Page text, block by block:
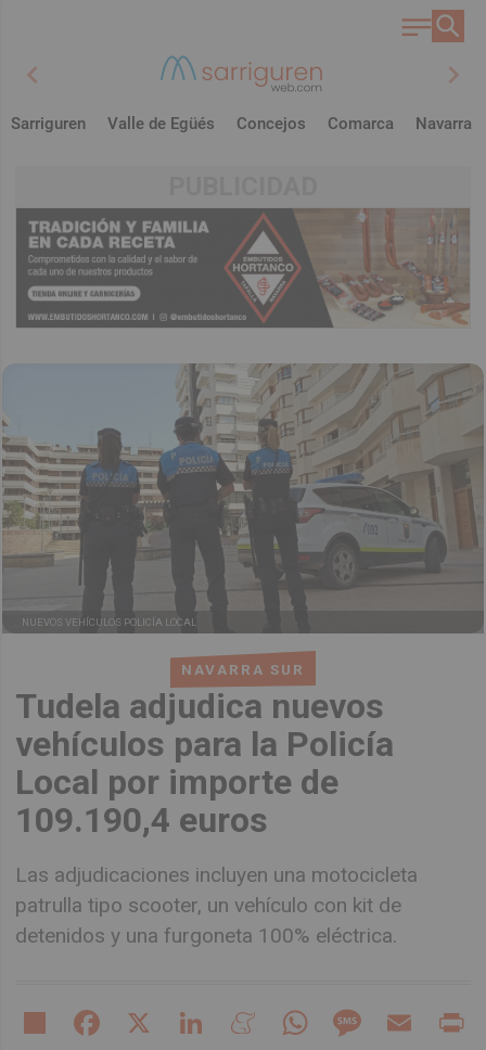
chevron_left chevron_right
Sarriguren Valle de Egüés Concejos Comarca Navarra
NAVARRA SUR
Tudela adjudica nuevos
vehículos para la Policía
Local por importe de
109.190,4 euros
Las adjudicaciones incluyen una motocicleta
patrulla tipo scooter, un vehículo con kit de
detenidos y una furgoneta 100% eléctrica.
NUEVOS VEHÍCULOS POLICÍA LOCAL
Share Facebook LinkedIn MeneameWhatsAppMessageEmail